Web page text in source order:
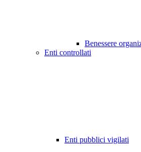
Benessere
Enti controllati
Enti pubblici vigilati